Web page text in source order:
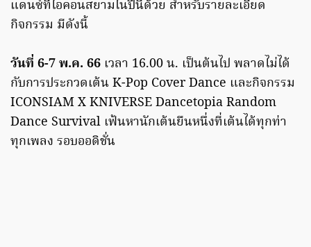
แดนซ์ที่ไอคอนสยามในปีนี้ด้วย สำหรับรายละเอียด
กิจกรรม มีดังนี้
วันที่ 6-7 พ.ค. 66 เวลา 16.00 น. เป็นต้นไป พลาดไม่ได้
กับการประกวดเต้น K-Pop Cover Dance และกิจกรรม
ICONSIAM X KNIVERSE Dancetopia Random
Dance Survival เฟ้นหานักเต้นยืนหนึ่งที่เต้นได้ทุกท่า
ทุกเพลง รอบออดิชั่น